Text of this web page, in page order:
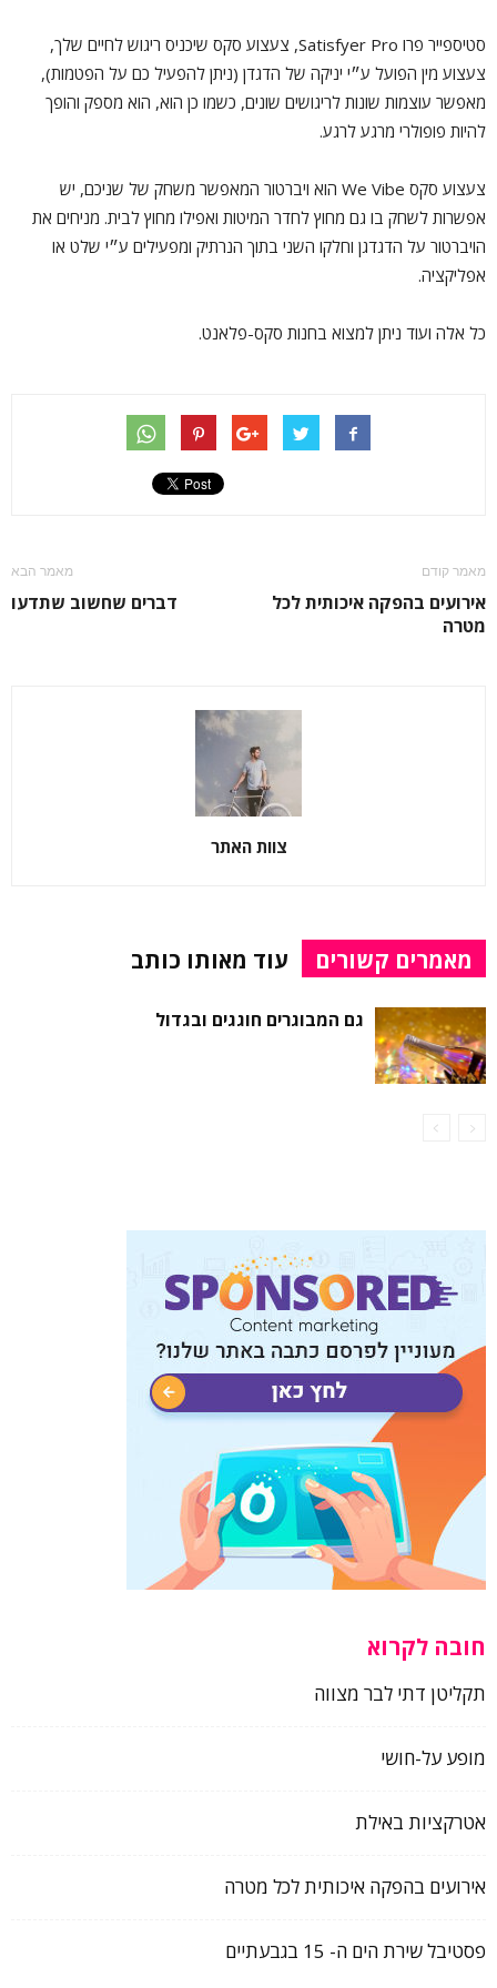
סטיספייר פרו Satisfyer Pro, צעצוע סקס שיכניס ריגוש לחיים שלך,
צעצוע מין הפועל ע״י יניקה של הדגדן (ניתן להפעיל כם על הפטמות),
מאפשר עוצמות שונות לריגושים שונים, כשמו כן הוא, הוא מספק והופך
להיות פופולרי מרגע לרגע.
צעצוע סקס We Vibe הוא ויברטור המאפשר משחק של שניכם, יש
אפשרות לשחק בו גם מחוץ לחדר המיטות ואפילו מחוץ לבית. מניחים את
הויברטור על הדגדגן וחלקו השני בתוך הנרתיק ומפעילים ע״י שלט או
אפליקציה.
כל אלה ועוד ניתן למצוא בחנות סקס-פלאנט.
מאמר קודם
אירועים בהפקה איכותית לכל
מטרה
מאמר הבא
דברים שחשוב שתדעו
צוות האתר
מאמרים קשורים עוד מאותו כותב
גם המבוגרים חוגגים ובגדול
חובה לקרוא
תקליטן דתי לבר מצווה
מופע על-חושי
אטרקציות באילת
אירועים בהפקה איכותית לכל מטרה
פסטיבל שירת הים ה- 15 בגבעתיים